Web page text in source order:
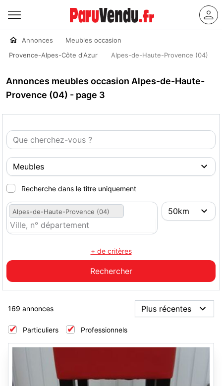
Annonces
Meubles occasion
Provence-Alpes-Côte d'Azur
Alpes-de-Haute-Provence (04)
Annonces meubles occasion Alpes-de-Haute-
Provence (04) - page 3
Recherche dans le titre uniquement
Alpes-de-Haute-Provence (04)
+ de critères
169 annonces
Particuliers Professionnels